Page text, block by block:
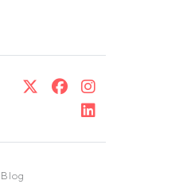
Blog